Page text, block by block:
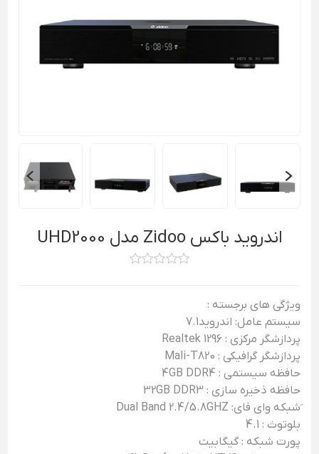
اندروید باکس Zidoo مدل UHD2000
ویژگی های برجسته :
سیستم عامل: اندروید7.1
پردازشگر مرکزی : Realtek 1296
پردازشگر گرافیکی : Mali-T820
حافظه سیستمی : 4GB DDR4
حافظه ذخیره سازی : 32GB DDR3
َشبکه وای فای: Dual Band 2.4/5.8GHZ
بلوتوث : 4.1
پورت شبکه : گیگابیت